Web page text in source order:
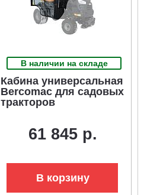
В наличии на складе
Кабина универсальная
Bercomac для садовых
тракторов
61 845 р.
В корзину